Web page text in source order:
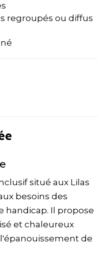
regroupés ou diffus
situé aux Lilas
besoins des
handicap. Il propose
et chaleureux
de